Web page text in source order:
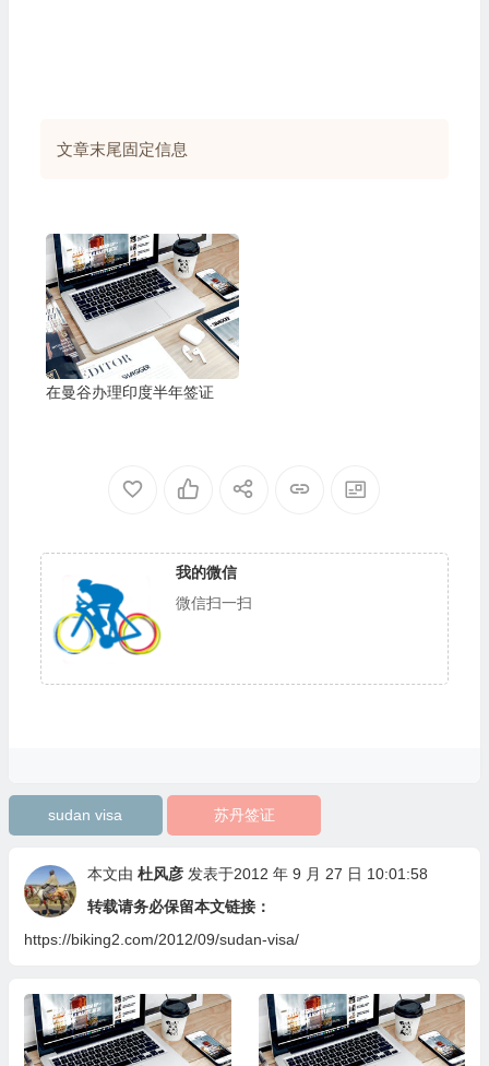
文章末尾固定信息
在曼谷办理印度半年签证
我的微信
微信扫一扫
sudan visa 苏丹签证
本文由 杜风彦 发表于2012 年 9 月 27 日 10:01:58
转载请务必保留本文链接：
https://biking2.com/2012/09/sudan-visa/